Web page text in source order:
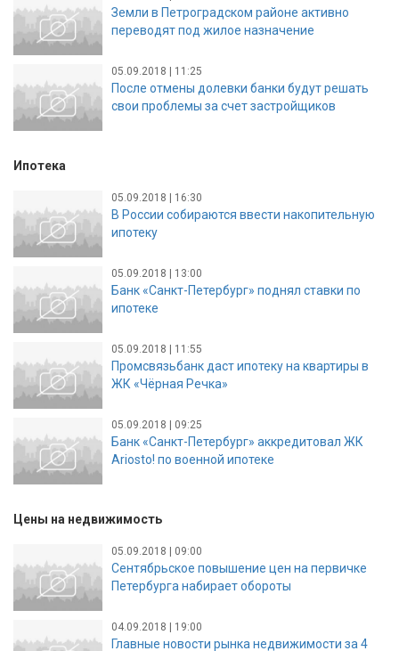
Земли в Петроградском районе активно
переводят под жилое назначение
05.09.2018 | 11:25
После отмены долевки банки будут решать
свои проблемы за счет застройщиков
Ипотека
05.09.2018 | 16:30
В России собираются ввести накопительную
ипотеку
05.09.2018 | 13:00
Банк «Санкт-Петербург» поднял ставки по
ипотеке
05.09.2018 | 11:55
Промсвязьбанк даст ипотеку на квартиры в
ЖК «Чёрная Речка»
05.09.2018 | 09:25
Банк «Санкт-Петербург» аккредитовал ЖК
Ariosto! по военной ипотеке
Цены на недвижимость
05.09.2018 | 09:00
Сентябрьское повышение цен на первичке
Петербурга набирает обороты
04.09.2018 | 19:00
Главные новости рынка недвижимости за 4